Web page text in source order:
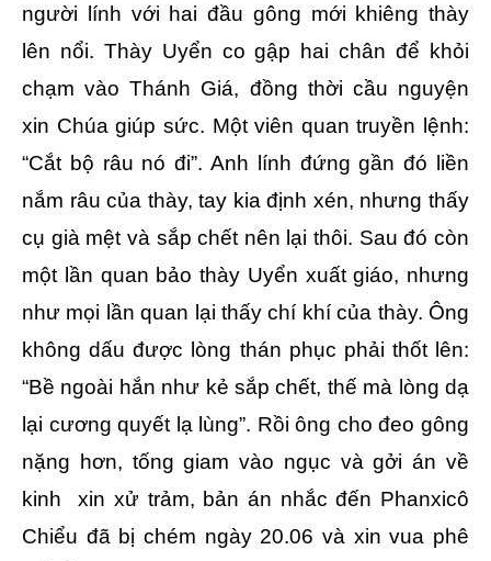
người lính với hai đầu gông mới khiêng thày
lên nổi. Thày Uyển co gập hai chân để khỏi
chạm vào Thánh Giá, đồng thời cầu nguyện
xin Chúa giúp sức. Một viên quan truyền lệnh:
“Cắt bộ râu nó đi”. Anh lính đứng gần đó liền
nắm râu của thày, tay kia định xén, nhưng thấy
cụ già mệt và sắp chết nên lại thôi. Sau đó còn
một lần quan bảo thày Uyển xuất giáo, nhưng
như mọi lần quan lại thấy chí khí của thày. Ông
không dấu được lòng thán phục phải thốt lên:
“Bề ngoài hắn như kẻ sắp chết, thế mà lòng dạ
lại cương quyết lạ lùng”. Rồi ông cho đeo gông
nặng hơn, tống giam vào ngục và gởi án về
kinh xin xử trảm, bản án nhắc đến Phanxicô
Chiểu đã bị chém ngày 20.06 và xin vua phê